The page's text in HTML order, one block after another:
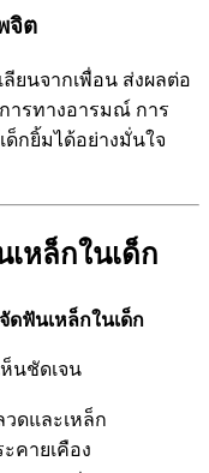
จิต
ยนจากเพื่อน ส่งผลต่อ
ารทางอารมณ์ การ
กยิ้มได้อย่างมั่นใจ
เหล็กในเด็ก
จัดฟันเหล็กในเด็ก
ห็นชัดเจน
วดและเหล็ก
ะคายเคือง